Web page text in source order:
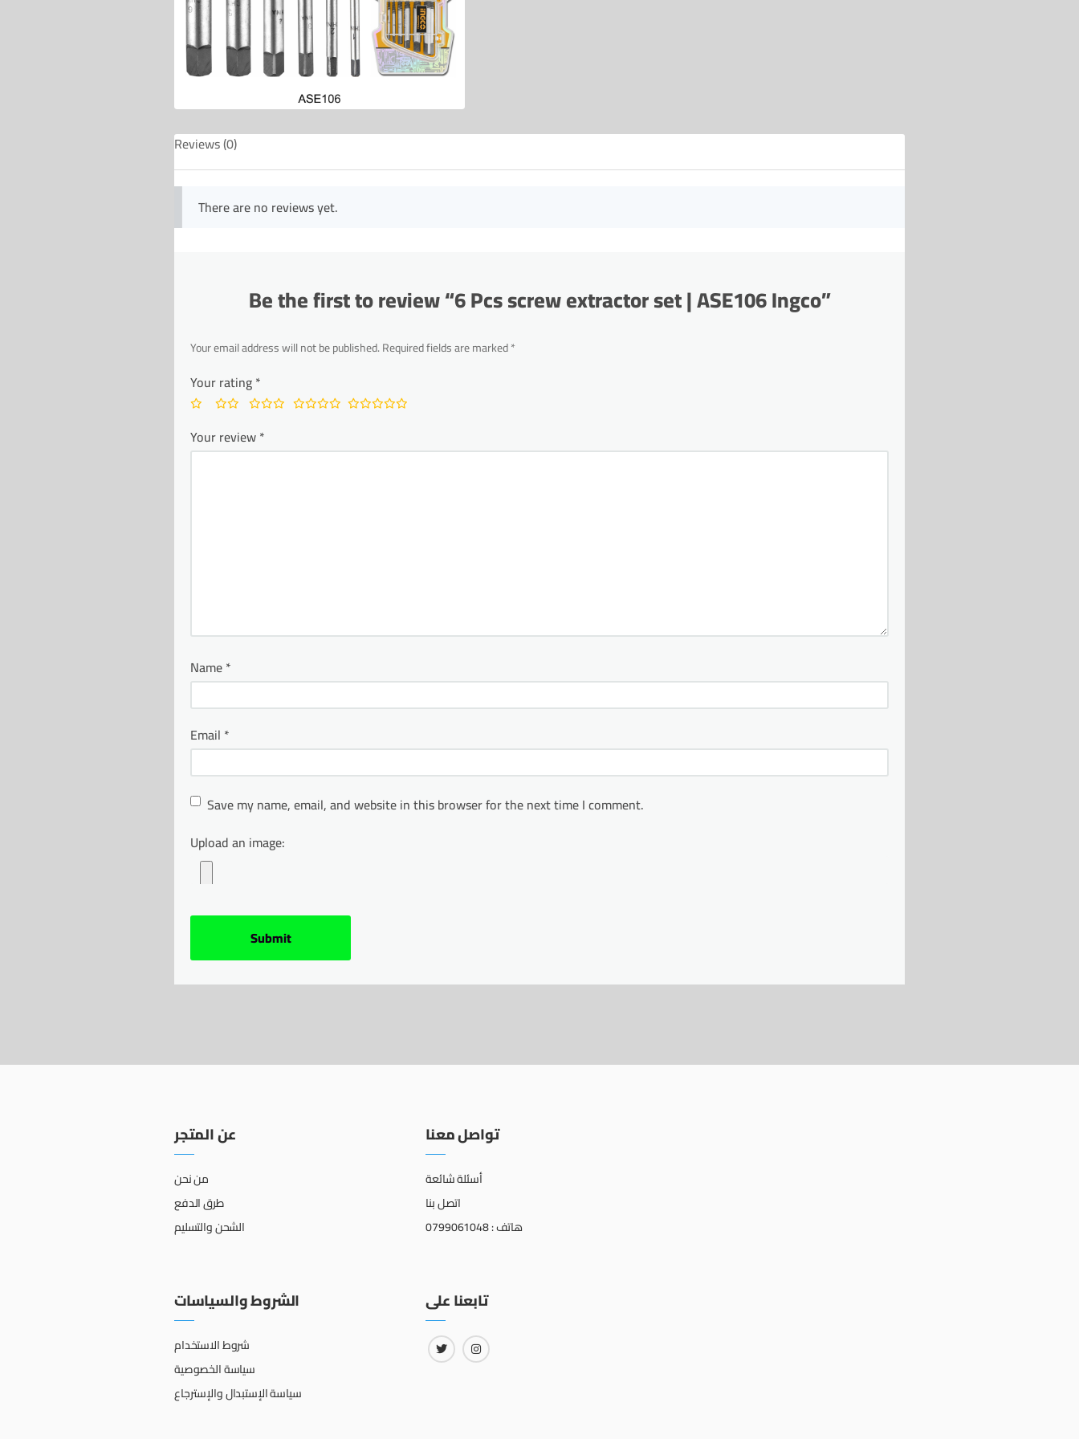
Reviews (0)
There are no reviews yet.
Be the first to review “6 Pcs screw extractor set | ASE106 Ingco”
Your email address will not be published.Required fields are marked*
Your rating*
Your review*
Name*
Email *
Save my name, email, and website in this browser for the next time I comment.
Upload an image:
عن المتجر
من نحن
طرق الدفع
الشحن والتسليم
الشروط والسياسات
شروط الاستخدام
سياسة الخصوصية
سياسة الإستبدال والإسترجاع
تواصل معنا
أسئلة شائعة
اتصل بنا
هاتف : 0799061048
تابعنا على